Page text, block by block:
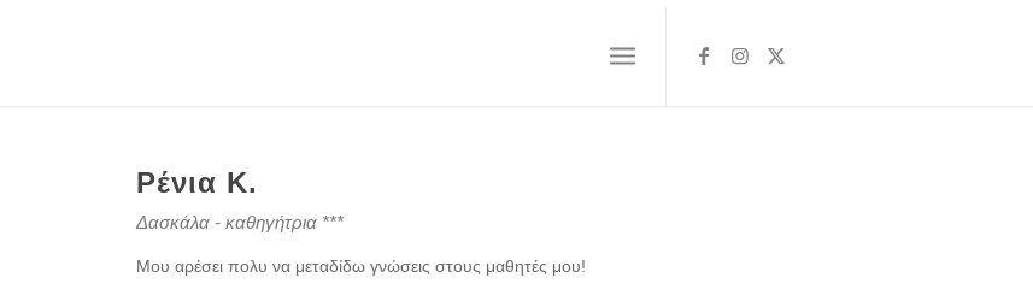
Ρένια Κ.
Δασκάλα - καθηγήτρια ***
Μου αρέσει πολυ να μεταδίδω γνώσεις στους μαθητές μου!